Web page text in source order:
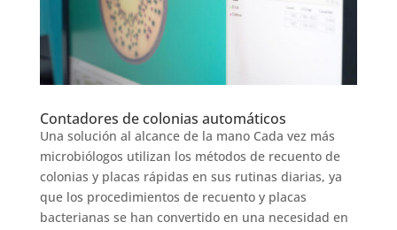
Contadores de colonias automáticos
Una solución al alcance de la mano Cada vez más
microbiólogos utilizan los métodos de recuento de
colonias y placas rápidas en sus rutinas diarias, ya
que los procedimientos de recuento y placas
bacterianas se han convertido en una necesidad en